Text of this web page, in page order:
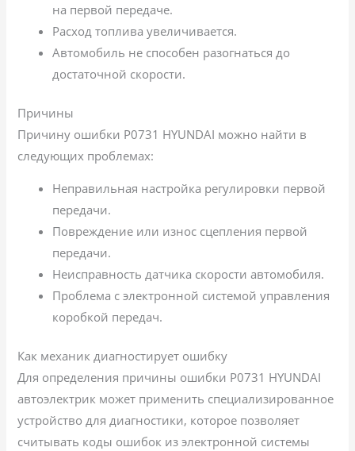
на первой передаче.
Расход топлива увеличивается.
Автомобиль не способен разогнаться до
достаточной скорости.
Причины
Причину ошибки P0731 HYUNDAI можно найти в
следующих проблемах:
Неправильная настройка регулировки первой
передачи.
Повреждение или износ сцепления первой
передачи.
Неисправность датчика скорости автомобиля.
Проблема с электронной системой управления
коробкой передач.
Как механик диагностирует ошибку
Для определения причины ошибки P0731 HYUNDAI
автоэлектрик может применить специализированное
устройство для диагностики, которое позволяет
считывать коды ошибок из электронной системы